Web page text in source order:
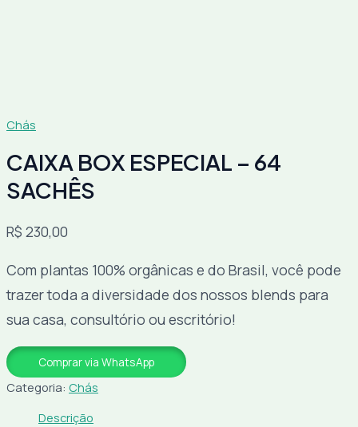
Chás
CAIXA BOX ESPECIAL – 64
SACHÊS
R$ 230,00
Com plantas 100% orgânicas e do Brasil, você pode
trazer toda a diversidade dos nossos blends para
sua casa, consultório ou escritório!
Comprar via WhatsApp
Categoria: Chás
Descrição